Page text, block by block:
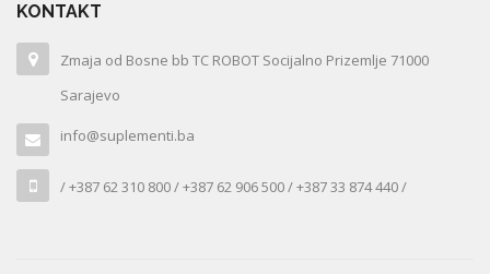
KONTAKT
Zmaja od Bosne bb TC ROBOT Socijalno Prizemlje 71000
Sarajevo
info@suplementi.ba
/ +387 62 310 800 / +387 62 906 500 / +387 33 874 440 /